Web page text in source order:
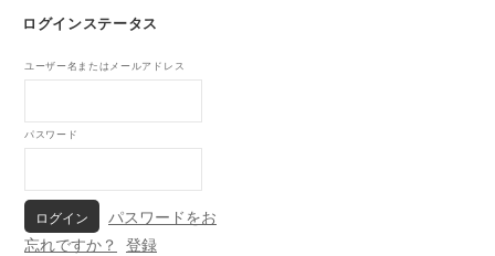
o
o
k
ログインステータス
ユーザー名またはメールアドレス
パスワード
パスワードをお
忘れですか？
登録